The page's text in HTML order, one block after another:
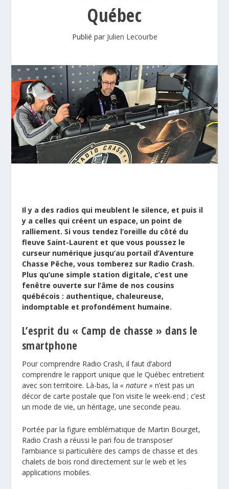
Québec
Publié par Julien Lecourbe
Il y a des radios qui meublent le silence, et puis il
y a celles qui créent un espace, un point de
ralliement. Si vous tendez l’oreille du côté du
fleuve Saint-Laurent et que vous poussez le
curseur numérique jusqu’au portail d’Aventure
Chasse Pêche, vous tomberez sur Radio Crash.
Plus qu’une simple station digitale, c’est une
fenêtre ouverte sur l’âme de nos cousins
québécois : authentique, chaleureuse,
indomptable et profondément humaine.
L’esprit du « Camp de chasse » dans le
smartphone
Pour comprendre Radio Crash, il faut d’abord
comprendre le rapport unique que le Québec entretient
avec son territoire. Là-bas, la « nature » n’est pas un
décor de carte postale que l’on visite le week-end ; c’est
un mode de vie, un héritage, une seconde peau.
Portée par la figure emblématique de Martin Bourget,
Radio Crash a réussi le pari fou de transposer
l’ambiance si particulière des camps de chasse et des
chalets de bois rond directement sur le web et les
applications mobiles.